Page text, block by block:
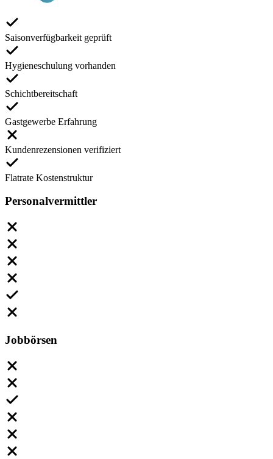
Saisonverfügbarkeit geprüft
Hygieneschulung vorhanden
Schichtbereitschaft
Gastgewerbe Erfahrung
Kundenrezensionen verifiziert
Flatrate Kostenstruktur
Personalvermittler
Jobbörsen